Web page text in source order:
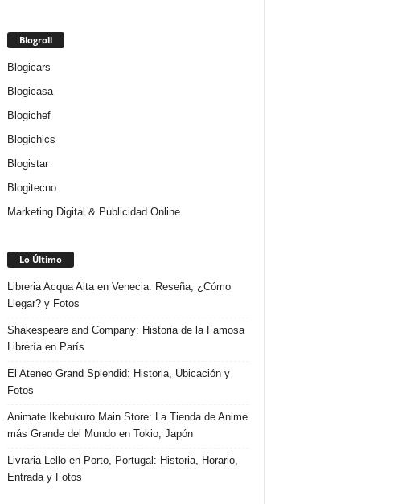
Blogroll
Blogicars
Blogicasa
Blogichef
Blogichics
Blogistar
Blogitecno
Marketing Digital & Publicidad Online
Lo Último
Libreria Acqua Alta en Venecia: Reseña, ¿Cómo
Llegar? y Fotos
Shakespeare and Company: Historia de la Famosa
Librería en París
El Ateneo Grand Splendid: Historia, Ubicación y
Fotos
Animate Ikebukuro Main Store: La Tienda de Anime
más Grande del Mundo en Tokio, Japón
Livraria Lello en Porto, Portugal: Historia, Horario,
Entrada y Fotos